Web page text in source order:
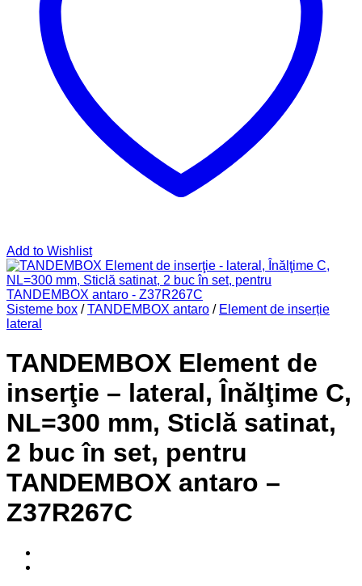
Add to Wishlist
Sisteme box / TANDEMBOX antaro / Element de inserție
lateral
TANDEMBOX Element de
inserţie – lateral, Înălţime C,
NL=300 mm, Sticlă satinat,
2 buc în set, pentru
TANDEMBOX antaro –
Z37R267C